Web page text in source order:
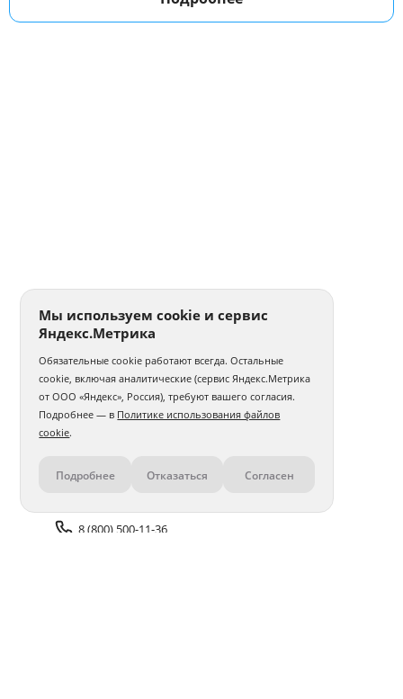
Контакты
8 (800) 500-11-36
Мы используем cookie и сервис
Яндекс.Метрика
Обязательные cookie работают всегда. Остальные
cookie, включая аналитические (сервис Яндекс.Метрика
от ООО «Яндекс», Россия), требуют вашего согласия.
Подробнее — в Политике использования файлов
cookie.
Подробнее Отказаться Согласен